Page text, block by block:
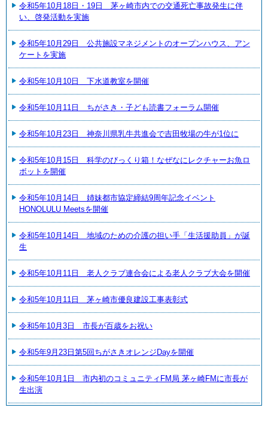
令和5年10月18日・19日 茅ヶ崎市内での交通死亡事故発生に伴
い、啓発活動を実施
令和5年10月29日 公共施設マネジメントのオープンハウス、アン
ケートを実施
令和5年10月10日 下水道教室を開催
令和5年10月11日 ちがさき・子ども読書フォーラム開催
令和5年10月23日 神奈川県乳牛共進会で吉田牧場の牛が1位に
令和5年10月15日 科学のびっくり箱！なぜなにレクチャーお魚ロ
ボットを開催
令和5年10月14日 姉妹都市協定締結9周年記念イベント
HONOLULU Meetsを開催
令和5年10月14日 地域のための介護の担い手「生活援助員」が誕
生
令和5年10月11日 老人クラブ連合会による老人クラブ大会を開催
令和5年10月11日 茅ヶ崎市優良建設工事表彰式
令和5年10月3日 市長が百歳をお祝い
令和5年9月23日第5回ちがさきオレンジDayを開催
令和5年10月1日 市内初のコミュニティFM局 茅ヶ崎FMに市長が
生出演